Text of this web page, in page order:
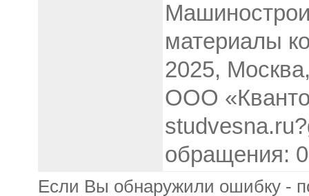
материалы
2025,
ООО
обращения:
Если Вы обнаружили ошибку -